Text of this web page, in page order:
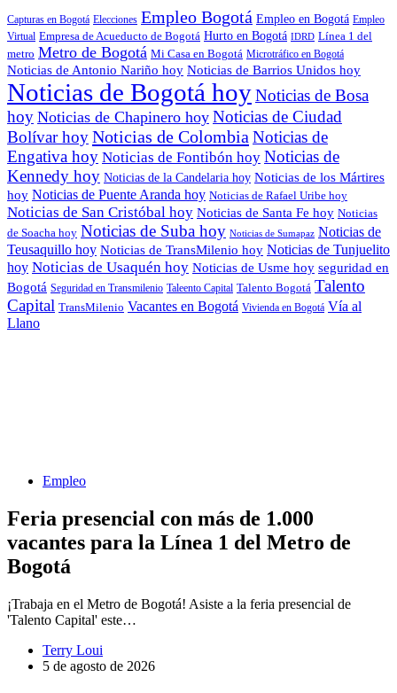
Capturas en Bogotá Elecciones Empleo Bogotá Empleo en Bogotá Empleo
Virtual Empresa de Acueducto de Bogotá Hurto en Bogotá IDRD Línea 1 del
metro Metro de Bogotá Mi Casa en Bogotá Microtráfico en Bogotá
Noticias de Antonio Nariño hoy Noticias de Barrios Unidos hoy
Noticias de Bogotá hoyNoticias de Bosa
hoy Noticias de Chapinero hoy Noticias de Ciudad
Bolívar hoyNoticias de Colombia Noticias de
Engativa hoy Noticias de Fontibón hoy Noticias de
Kennedy hoy Noticias de la Candelaria hoy Noticias de los Mártires
hoy Noticias de Puente Aranda hoy Noticias de Rafael Uribe hoy
Noticias de San Cristóbal hoy Noticias de Santa Fe hoy Noticias
de Soacha hoy Noticias de Suba hoy Noticias de Sumapaz Noticias de
Teusaquillo hoy Noticias de TransMilenio hoy Noticias de Tunjuelito
hoy Noticias de Usaquén hoy Noticias de Usme hoy seguridad en
Bogotá Seguridad en Transmilenio Taleento Capital Talento Bogotá Talento
Capital TransMilenio Vacantes en Bogotá Vivienda en Bogotá Vía al
Llano
Empleo
Feria presencial con más de 1.000
vacantes para la Línea 1 del Metro de
Bogotá
¡Trabaja en el Metro de Bogotá! Asiste a la feria presencial de
'Talento Capital' este…
Terry Loui
5 de agosto de 2026